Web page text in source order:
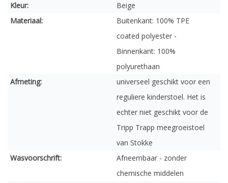
Kleur:
Beige
Materiaal:
Buitenkant: 100% TPE
coated polyester -
Binnenkant: 100%
polyurethaan
Afmeting:
universeel geschikt voor een
reguliere kinderstoel. Het is
echter niet geschikt voor de
Tripp Trapp meegroeistoel
van Stokke
Wasvoorschrift:
Afneembaar - zonder
chemische middelen